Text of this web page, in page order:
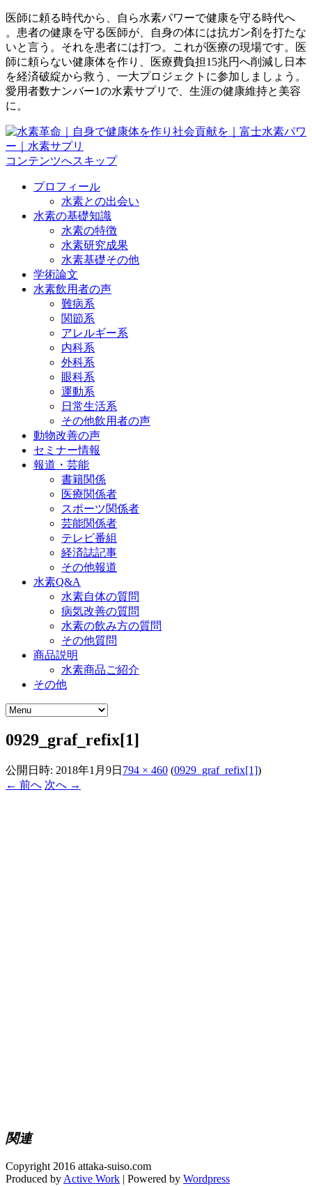
医師に頼る時代から、自ら水素パワーで健康を守る時代へ
。患者の健康を守る医師が、自身の体には抗ガン剤を打たな
いと言う。それを患者には打つ。これが医療の現場です。医
師に頼らない健康体を作り、医療費負担15兆円へ削減し日本
を経済破綻から救う、一大プロジェクトに参加しましょう。
愛用者数ナンバー1の水素サプリで、生涯の健康維持と美容
に。
コンテンツへスキップ
プロフィール
水素との出会い
水素の基礎知識
水素の特徴
水素研究成果
水素基礎その他
学術論文
水素飲用者の声
難病系
関節系
アレルギー系
内科系
外科系
眼科系
運動系
日常生活系
その他飲用者の声
動物改善の声
セミナー情報
報道・芸能
書籍関係
医療関係者
スポーツ関係者
芸能関係者
テレビ番組
経済誌記事
その他報道
水素Q&A
水素自体の質問
病気改善の質問
水素の飲み方の質問
その他質問
商品説明
水素商品ご紹介
その他
0929_graf_refix[1]
公開日時: 2018年1月9日 794 × 460 (0929_graf_refix[1])
← 前へ 次へ →
関連
Copyright 2016 attaka-suiso.com
Produced by Active Work | Powered by Wordpress